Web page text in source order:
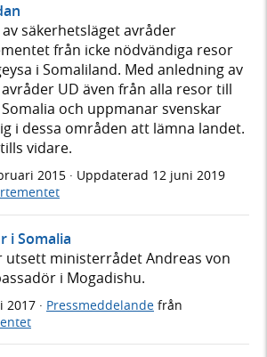
säkerhetsläget avråder
från icke nödvändiga resor
i Somaliland. Med anledning av
UD även från alla resor till
och uppmanar svenskar
i dessa områden att lämna landet.
vidare.
2015 · Uppdaterad 12 juni 2019
i Somalia
utsett ministerrådet Andreas von
i Mogadishu.
2017 · Pressmeddelande från